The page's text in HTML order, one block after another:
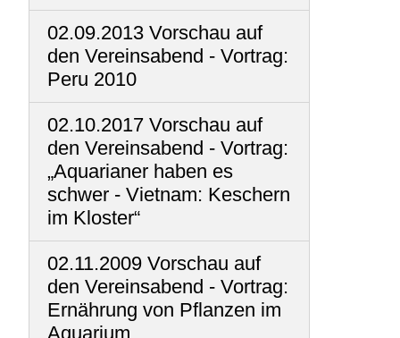
02.09.2013 Vorschau auf
den Vereinsabend - Vortrag:
Peru 2010
02.10.2017 Vorschau auf
den Vereinsabend - Vortrag:
„Aquarianer haben es
schwer - Vietnam: Keschern
im Kloster“
02.11.2009 Vorschau auf
den Vereinsabend - Vortrag:
Ernährung von Pflanzen im
Aquarium